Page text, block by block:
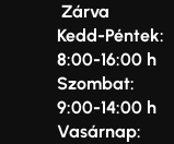
Zárva
Kedd-Péntek:
8:00-16:00 h
Szombat:
9:00-14:00 h
Vasárnap: